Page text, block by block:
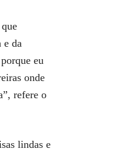
e da
eu
onde
refere o
lindas e